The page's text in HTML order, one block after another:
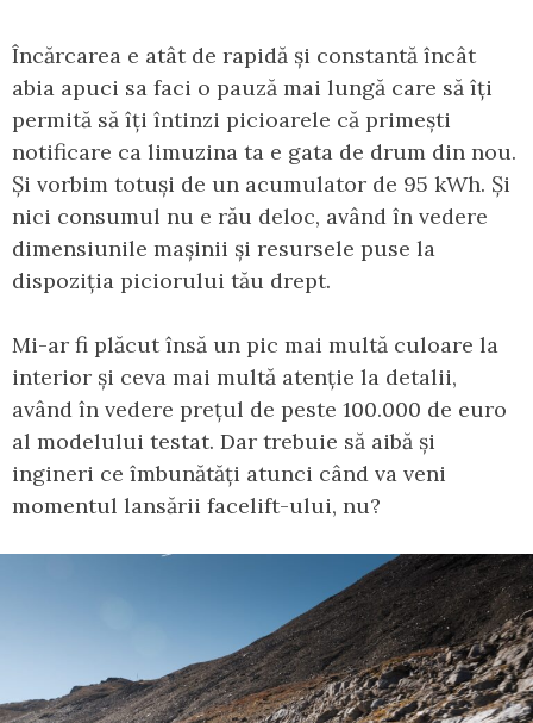
Încărcarea e atât de rapidă și constantă încât
abia apuci sa faci o pauză mai lungă care să îți
permită să îți întinzi picioarele că primești
notificare ca limuzina ta e gata de drum din nou.
Și vorbim totuși de un acumulator de 95 kWh. Și
nici consumul nu e rău deloc, având în vedere
dimensiunile mașinii și resursele puse la
dispoziția piciorului tău drept.
Mi-ar fi plăcut însă un pic mai multă culoare la
interior și ceva mai multă atenție la detalii,
având în vedere prețul de peste 100.000 de euro
al modelului testat. Dar trebuie să aibă și
ingineri ce îmbunătăți atunci când va veni
momentul lansării facelift-ului, nu?